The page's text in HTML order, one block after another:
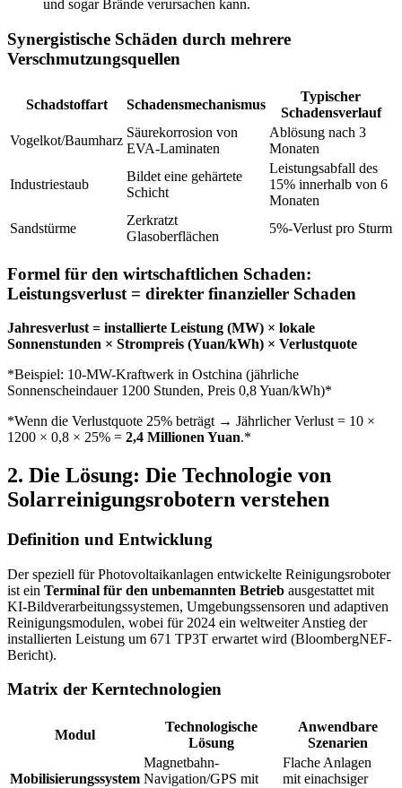
und sogar Brände verursachen kann.
Synergistische Schäden durch mehrere
Verschmutzungsquellen
Schadstoffart Schadensmechanismus
Typischer
Schadensverlauf
Vogelkot/Baumharz
Säurekorrosion von
EVA-Laminaten
Ablösung nach 3
Monaten
Industriestaub
Bildet eine gehärtete
Schicht
Leistungsabfall des
15% innerhalb von 6
Monaten
Sandstürme
Zerkratzt
Glasoberflächen
5%-Verlust pro Sturm
Formel für den wirtschaftlichen Schaden:
Leistungsverlust = direkter finanzieller Schaden
Jahresverlust = installierte Leistung (MW) × lokale
Sonnenstunden × Strompreis (Yuan/kWh) × Verlustquote
*Beispiel: 10-MW-Kraftwerk in Ostchina (jährliche
Sonnenscheindauer 1200 Stunden, Preis 0,8 Yuan/kWh)*
*Wenn die Verlustquote 25% beträgt → Jährlicher Verlust = 10 ×
1200 × 0,8 × 25% = 2,4 Millionen Yuan.*
2. Die Lösung: Die Technologie von
Solarreinigungsrobotern verstehen
Definition und Entwicklung
Der speziell für Photovoltaikanlagen entwickelte Reinigungsroboter
ist ein Terminal für den unbemannten Betrieb ausgestattet mit
KI-Bildverarbeitungssystemen, Umgebungssensoren und adaptiven
Reinigungsmodulen, wobei für 2024 ein weltweiter Anstieg der
installierten Leistung um 671 TP3T erwartet wird (BloombergNEF-
Bericht).
Matrix der Kerntechnologien
Modul
Technologische
Lösung
Anwendbare
Szenarien
Mobilisierungssystem
Magnetbahn-
Navigation/GPS mit
Flache Anlagen
mit einachsiger